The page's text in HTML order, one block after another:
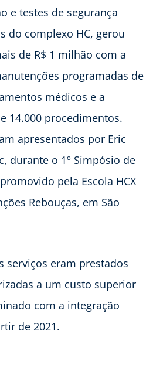
e testes de segurança
do complexo HC, gerou
de R$ 1 milhão com a
programadas de
médicos e a
14.000 procedimentos.
apresentados por Eric
durante o 1º Simpósio de
pela Escola HCX
Rebouças, em São
serviços eram prestados
a um custo superior
com a integração
de 2021.